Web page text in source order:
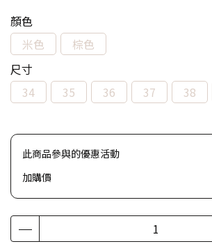
顏色
米色
棕色
尺寸
34
35 36 37 38
此商品參與的優惠活動
加購價